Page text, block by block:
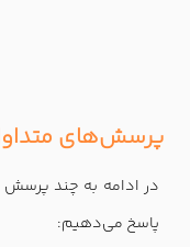
پرسش‌های
در ادامه به چند پرسش
پاسخ می‌دهیم: